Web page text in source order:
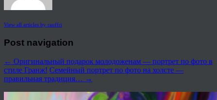
View all articles by rauffri
Post navigation
← Оригинальный подарок молодоженам — портрет по фото в
стиле Гранж! Семейный портрет по фото на холсте —
правильная традиция… →